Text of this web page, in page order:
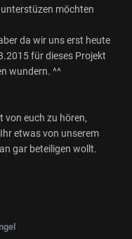
möchten
da wir uns erst heute
für dieses Projekt
wundern. ^^
von euch zu hören,
etwas von unserem
gar beteiligen wollt.